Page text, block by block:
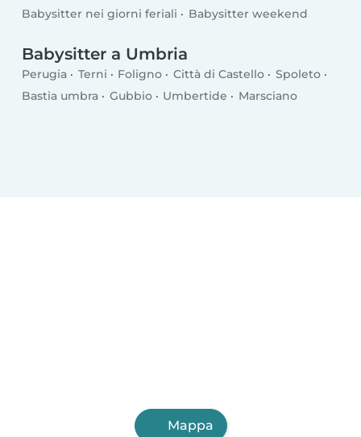
Babysitter nei giorni feriali
Babysitter weekend
Babysitter a Umbria
Perugia Terni Foligno Città di Castello
Spoleto
Bastia umbra
Gubbio Umbertide Marsciano
Mappa